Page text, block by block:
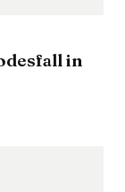
in